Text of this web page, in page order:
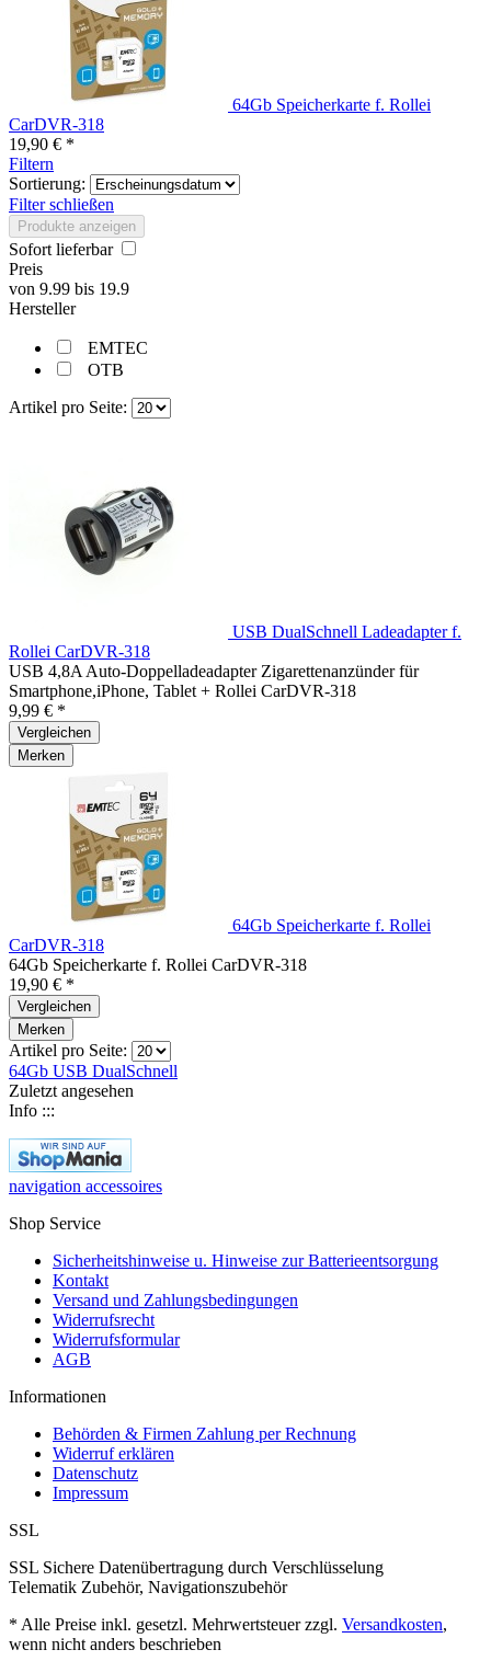
64Gb Speicherkarte f. Rollei
CarDVR-318
19,90 € *
Filtern
Sortierung:
Filter schließen
Produkte anzeigen
Sofort lieferbar
Preis
von 9.99 bis 19.9
Hersteller
EMTEC
OTB
Artikel pro Seite:
USB DualSchnell Ladeadapter f.
Rollei CarDVR-318
USB 4,8A Auto-Doppelladeadapter Zigarettenanzünder für
Smartphone,iPhone, Tablet + Rollei CarDVR-318
9,99 € *
Vergleichen
Merken
64Gb Speicherkarte f. Rollei
CarDVR-318
64Gb Speicherkarte f. Rollei CarDVR-318
19,90 € *
Vergleichen
Merken
Artikel pro Seite:
64Gb USB DualSchnell
Zuletzt angesehen
Info :::
navigation accessoires
Shop Service
Sicherheitshinweise u. Hinweise zur Batterieentsorgung
Kontakt
Versand und Zahlungsbedingungen
Widerrufsrecht
Widerrufsformular
AGB
Informationen
Behörden & Firmen Zahlung per Rechnung
Widerruf erklären
Datenschutz
Impressum
SSL
SSL Sichere Datenübertragung durch Verschlüsselung
Telematik Zubehör, Navigationszubehör
* Alle Preise inkl. gesetzl. Mehrwertsteuer zzgl. Versandkosten,
wenn nicht anders beschrieben